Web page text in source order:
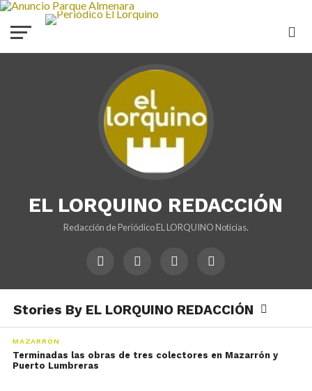
EL LORQUINO REDACCIÓN
Redacción de Periódico EL LORQUINO Noticias.
Stories By EL LORQUINO REDACCIÓN
MAZARRÓN
Terminadas las obras de tres colectores en Mazarrón y
Puerto Lumbreras